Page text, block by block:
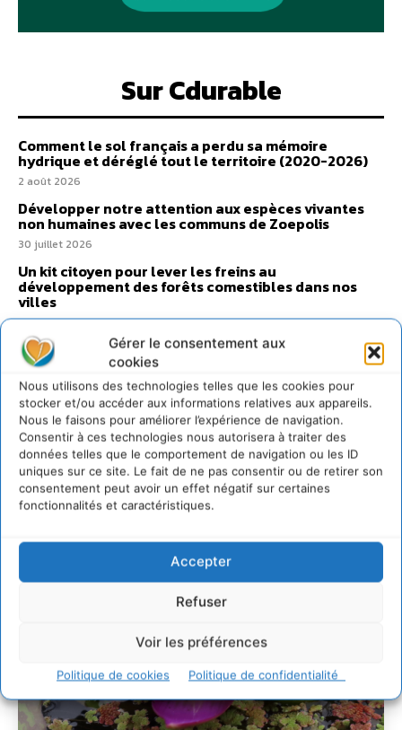
Gérer le consentement aux
cookies
Nous utilisons des technologies telles que les cookies pour
stocker et/ou accéder aux informations relatives aux appareils.
Nous le faisons pour améliorer l’expérience de navigation.
Consentir à ces technologies nous autorisera à traiter des
données telles que le comportement de navigation ou les ID
uniques sur ce site. Le fait de ne pas consentir ou de retirer son
consentement peut avoir un effet négatif sur certaines
fonctionnalités et caractéristiques.
Accepter
Refuser
Voir les préférences
Politique de cookies Politique de confidentialité
Sur Cdurable
Comment le sol français a perdu sa mémoire
hydrique et déréglé tout le territoire (2020-2026)
2 août 2026
Développer notre attention aux espèces vivantes
non humaines avec les communs de Zoepolis
30 juillet 2026
Un kit citoyen pour lever les freins au
développement des forêts comestibles dans nos
villes
29 juillet 2026
L’éco-anxiété informe et l’éco-lucidité transforme
28 juillet 2026
7 indicateurs pour des villes résilientes et durables,
adaptées au changement climatique
27 juillet 2026